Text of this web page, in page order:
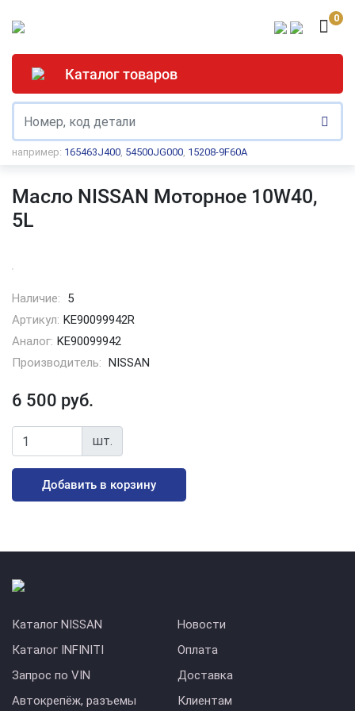
0
Каталог товаров
например: 165463J400, 54500JG000, 15208-9F60A
Масло NISSAN Моторное 10W40,
5L
Наличие:
5
Артикул: KE90099942R
Аналог: KE90099942
Производитель: NISSAN
6 500 руб.
шт.
Добавить в корзину
Каталог NISSAN
Каталог INFINITI
Запрос по VIN
Автокрепёж, разъемы
Новости
Оплата
Доставка
Клиентам